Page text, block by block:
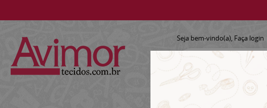
Seja bem-vindo(a), Faça login